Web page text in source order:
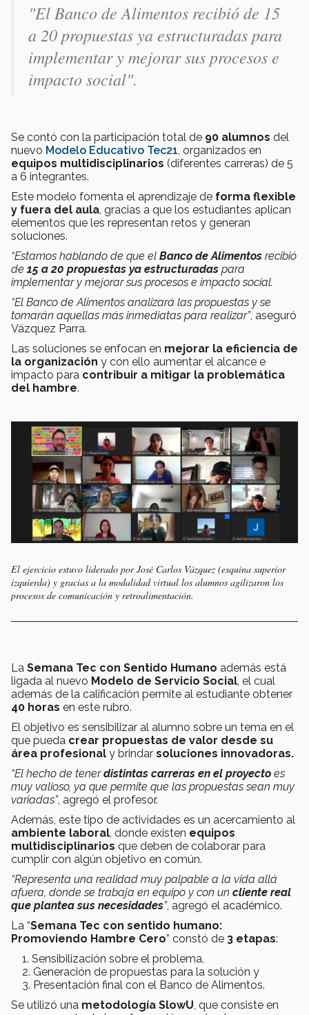
"El Banco de Alimentos recibió de 15
a 20 propuestas ya estructuradas para
implementar y mejorar sus procesos e
impacto social".
Se contó con la participación total de 90 alumnos del
nuevo Modelo Educativo Tec21 , organizados en
equipos multidisciplinarios (diferentes carreras) de 5
a 6 integrantes.
Este modelo fomenta el aprendizaje de forma flexible
y fuera del aula , gracias a que los estudiantes aplican
elementos que les representan retos y generan
soluciones.
“Estamos hablando de que el Banco de Alimentos recibió
de 15 a 20 propuestas ya estructuradas para
implementar y mejorar sus procesos e impacto social.
“El Banco de Alimentos analizará las propuestas y se
tomarán aquellas más inmediatas para realizar”, aseguró
Vázquez Parra.
Las soluciones se enfocan en mejorar la eficiencia de
la organización y con ello aumentar el alcance e
impacto para contribuir a mitigar la problemática
del hambre.
El ejercicio estuvo liderado por José Carlos Vázquez (esquina superior
izquierda) y gracias a la modalidad virtual los alumnos agilizaron los
procesos de comunicación y retroalimentación.
La Semana Tec con Sentido Humano además está
ligada al nuevo Modelo de Servicio Social, el cual
además de la calificación permite al estudiante obtener
40 horas en este rubro.
El objetivo es sensibilizar al alumno sobre un tema en el
que pueda crear propuestas de valor desde su
área profesional y brindar soluciones innovadoras.
“El hecho de tenerdistintas carreras en el proyecto es
muy valioso, ya que permite que las propuestas sean muy
variadas”, agregó el profesor.
Además, este tipo de actividades es un acercamiento al
ambiente laboral, donde existen equipos
multidisciplinarios que deben de colaborar para
cumplir con algún objetivo en común.
“Representa una realidad muy palpable a la vida allá
afuera, donde se trabaja en equipo y con un cliente real
que plantea sus necesidades”, agregó el académico.
La “Semana Tec con sentido humano:
Promoviendo Hambre Cero” constó de 3 etapas:
Sensibilización sobre el problema,
Generación de propuestas para la solución y
Presentación final con el Banco de Alimentos.
Se utilizó una metodología SlowU, que consiste en